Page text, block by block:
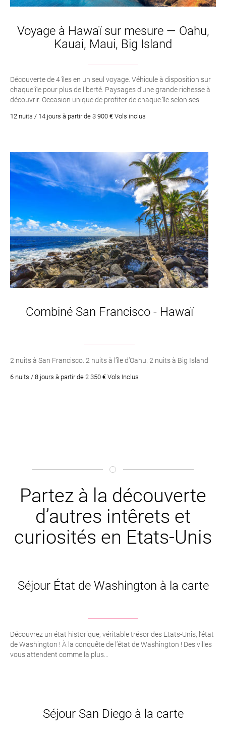
Voyage à Hawaï sur mesure — Oahu,
Kauai, Maui, Big Island
Découverte de 4 îles en un seul voyage. Véhicule à disposition sur
chaque île pour plus de liberté. Paysages d’une grande richesse à
découvrir. Occasion unique de profiter de chaque île selon ses
12 nuits / 14 jours à partir de 3 900 € Vols inclus
Combiné San Francisco - Hawaï
2 nuits à San Francisco. 2 nuits à l’île d’Oahu. 2 nuits à Big Island
6 nuits / 8 jours à partir de 2 350 € Vols Inclus
Partez à la découverte
d’autres intêrets et
curiosités en Etats-Unis
Séjour État de Washington à la carte
Découvrez un état historique, véritable trésor des Etats-Unis, l’état
de Washington ! À la conquête de l’état de Washington ! Des villes
vous attendent comme la plus...
Séjour San Diego à la carte